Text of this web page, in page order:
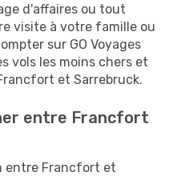
d'affaires ou tout
visite à votre famille ou
sur GO Voyages
vols les moins chers et
et Sarrebruck.
entre Francfort
entre Francfort et